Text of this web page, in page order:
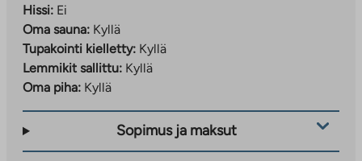
Hissi: Ei
Oma sauna: Kyllä
Tupakointi kielletty: Kyllä
Lemmikit sallittu: Kyllä
Oma piha: Kyllä
Sopimus ja maksut